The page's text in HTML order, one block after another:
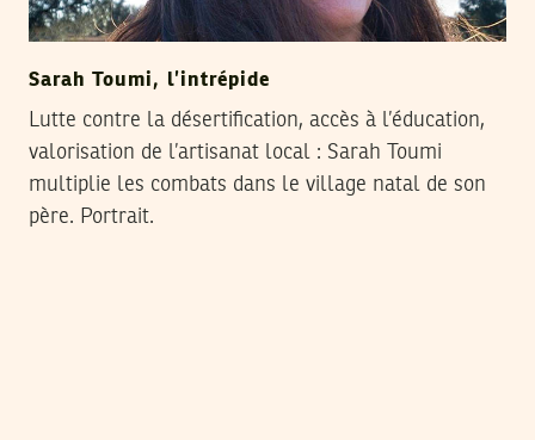
Sarah Toumi, l’intrépide
Lutte contre la désertification, accès à l’éducation,
valorisation de l’artisanat local : Sarah Toumi
multiplie les combats dans le village natal de son
père. Portrait.